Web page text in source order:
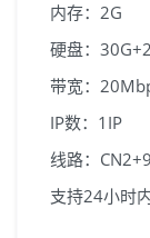
注册/登陆
内存：2G
硬盘：
带宽：
IP数：1IP
线路：
支持24小时